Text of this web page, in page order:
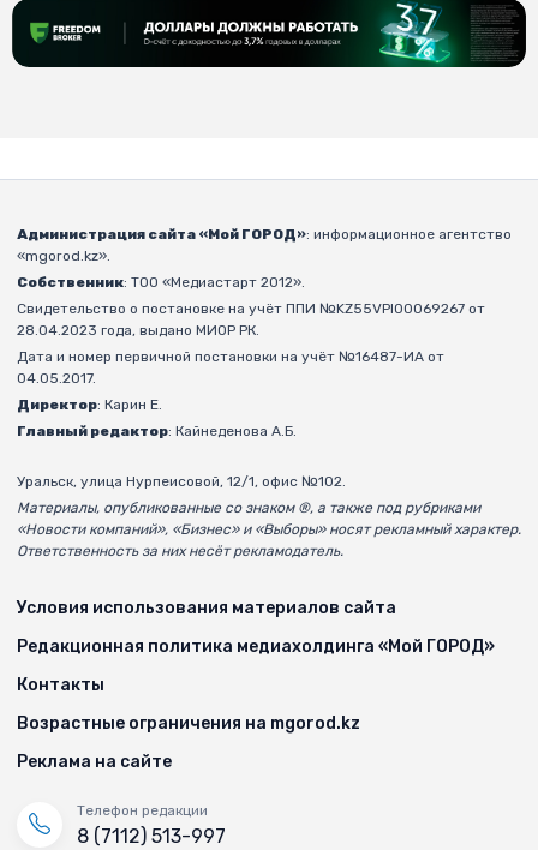
Администрация сайта «Мой ГОРОД»: информационное агентство
«mgorod.kz».
Собственник: ТОО «Медиастарт 2012».
Свидетельство о постановке на учёт ППИ №KZ55VPI00069267 от
28.04.2023 года, выдано МИОР РК.
Дата и номер первичной постановки на учёт №16487-ИА от
04.05.2017.
Директор: Карин Е.
Главный редактор: Кайнеденова А.Б.
Уральск, улица Нурпеисовой, 12/1, офис №102.
Материалы, опубликованные со знаком ®, а также под рубриками
«Новости компаний», «Бизнес» и «Выборы» носят рекламный характер.
Ответственность за них несёт рекламодатель.
Условия использования материалов сайта
Редакционная политика медиахолдинга «Мой ГОРОД»
Контакты
Возрастные ограничения на mgorod.kz
Реклама на сайте
Телефон редакции
8 (7112) 513-997